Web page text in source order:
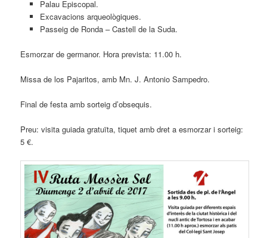
Palau Episcopal.
Excavacions arqueològiques.
Passeig de Ronda – Castell de la Suda.
Esmorzar de germanor. Hora prevista: 11.00 h.
Missa de los Pajaritos, amb Mn. J. Antonio Sampedro.
Final de festa amb sorteig d’obsequis.
Preu: visita guiada gratuïta, tiquet amb dret a esmorzar i sorteig:
5 €.